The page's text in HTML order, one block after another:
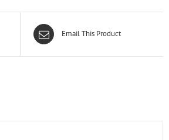
Email This Product